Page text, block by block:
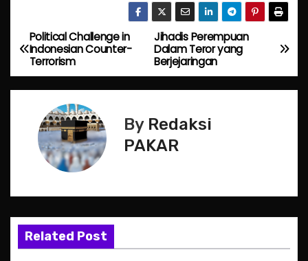
P
o
v
i
Jihadis Perempuan
Dalam Teror yang
Berjejaringan
Political Challenge in
Indonesian Counter-
Terrorism
By Redaksi
PAKAR
Related Post